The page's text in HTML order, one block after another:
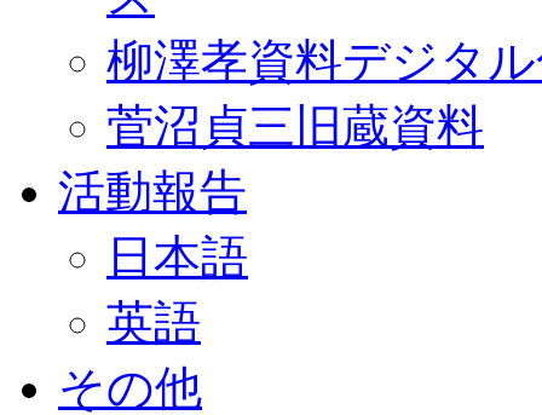
柳澤孝資料デジタ
菅沼貞三旧蔵資料
活動報告
日本語
英語
その他